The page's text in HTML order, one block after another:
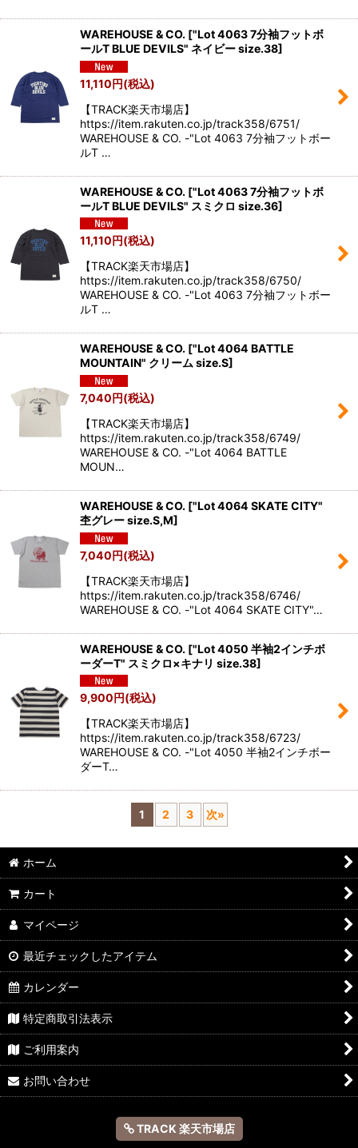
WAREHOUSE & CO. ["Lot 4063 7分袖フットボ
ールT BLUE DEVILS" ネイビー size.38]
11,110円(税込)
【TRACK楽天市場店】
https://item.rakuten.co.jp/track358/6751/
WAREHOUSE & CO. -"Lot 4063 7分袖フットボー
ルT …
WAREHOUSE & CO. ["Lot 4063 7分袖フットボ
ールT BLUE DEVILS" スミクロ size.36]
11,110円(税込)
【TRACK楽天市場店】
https://item.rakuten.co.jp/track358/6750/
WAREHOUSE & CO. -"Lot 4063 7分袖フットボー
ルT …
WAREHOUSE & CO. ["Lot 4064 BATTLE
MOUNTAIN" クリーム size.S]
7,040円(税込)
【TRACK楽天市場店】
https://item.rakuten.co.jp/track358/6749/
WAREHOUSE & CO. -"Lot 4064 BATTLE
MOUN…
WAREHOUSE & CO. ["Lot 4064 SKATE CITY"
杢グレー size.S,M]
7,040円(税込)
【TRACK楽天市場店】
https://item.rakuten.co.jp/track358/6746/
WAREHOUSE & CO. -"Lot 4064 SKATE CITY"…
WAREHOUSE & CO. ["Lot 4050 半袖2インチボ
ーダーT" スミクロ×キナリ size.38]
9,900円(税込)
【TRACK楽天市場店】
https://item.rakuten.co.jp/track358/6723/
WAREHOUSE & CO. -"Lot 4050 半袖2インチボー
ダーT…
1 2 3 次»
ホーム
カート
マイページ
最近チェックしたアイテム
カレンダー
特定商取引法表示
ご利用案内
お問い合わせ
TRACK 楽天市場店